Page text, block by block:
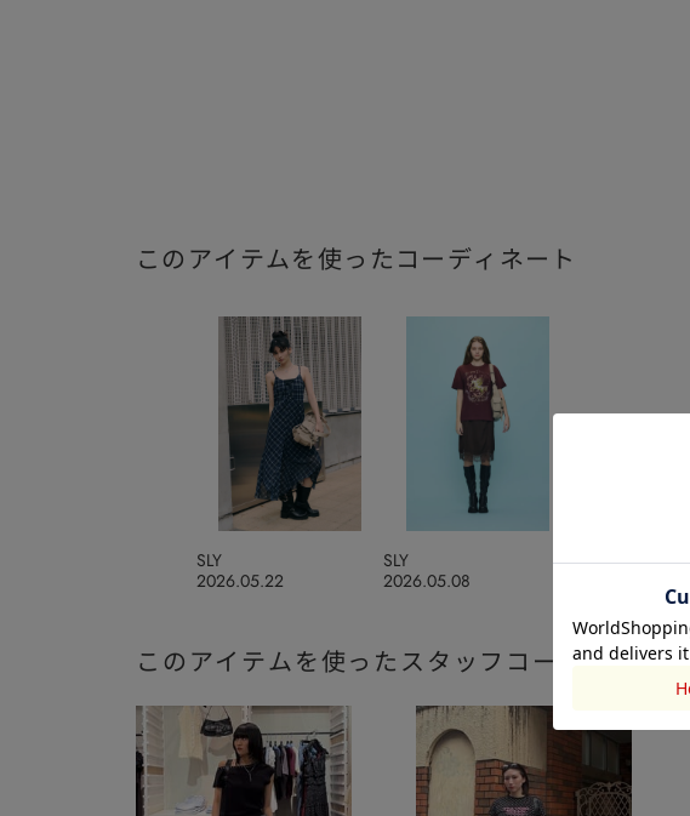
このアイテムを使ったコーディネート
2026.05.22
SLY
2026.05.08
SLY
このアイテムを使ったスタッフコーディネート